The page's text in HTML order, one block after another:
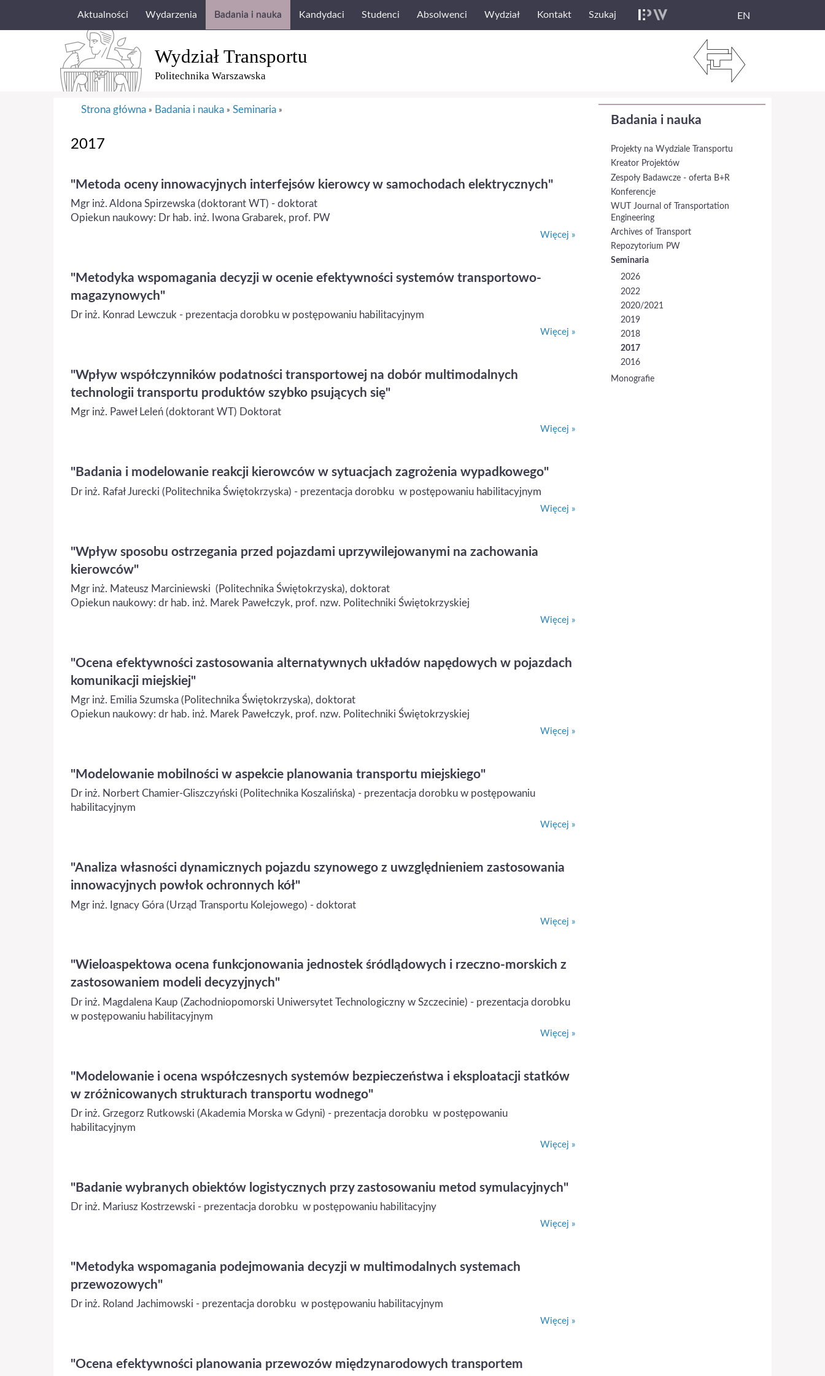
Aktualności Wydarzenia Badania i nauka Kandydaci Studenci Absolwenci Wydział Kontakt Szukaj EN
Wydział Transportu
Politechnika Warszawska
Badania i nauka
Projekty na Wydziale Transportu
Kreator Projektów
Zespoły Badawcze - oferta B+R
Konferencje
WUT Journal of Transportation
Engineering
Archives of Transport
Repozytorium PW
Seminaria
2026
2022
2020/2021
2019
2018
2017
2016
Monografie
Strona główna » Badania i nauka » Seminaria »
2017
"Metoda oceny innowacyjnych interfejsów kierowcy w samochodach elektrycznych"
Mgr inż. Aldona Spirzewska (doktorant WT) - doktorat
Opiekun naukowy: Dr hab. inż. Iwona Grabarek, prof. PW
Więcej »
"Metodyka wspomagania decyzji w ocenie efektywności systemów transportowo-
magazynowych"
Dr inż. Konrad Lewczuk - prezentacja dorobku w postępowaniu habilitacyjnym
Więcej »
"Wpływ współczynników podatności transportowej na dobór multimodalnych
technologii transportu produktów szybko psujących się"
Mgr inż. Paweł Leleń (doktorant WT) Doktorat
Więcej »
"Badania i modelowanie reakcji kierowców w sytuacjach zagrożenia wypadkowego"
Dr inż. Rafał Jurecki (Politechnika Świętokrzyska) - prezentacja dorobku w postępowaniu habilitacyjnym
Więcej »
"Wpływ sposobu ostrzegania przed pojazdami uprzywilejowanymi na zachowania
kierowców"
Mgr inż. Mateusz Marciniewski (Politechnika Świętokrzyska), doktorat
Opiekun naukowy: dr hab. inż. Marek Pawełczyk, prof. nzw. Politechniki Świętokrzyskiej
Więcej »
"Ocena efektywności zastosowania alternatywnych układów napędowych w pojazdach
komunikacji miejskiej"
Mgr inż. Emilia Szumska (Politechnika Świętokrzyska), doktorat
Opiekun naukowy: dr hab. inż. Marek Pawełczyk, prof. nzw. Politechniki Świętokrzyskiej
Więcej »
"Modelowanie mobilności w aspekcie planowania transportu miejskiego"
Dr inż. Norbert Chamier-Gliszczyński (Politechnika Koszalińska) - prezentacja dorobku w postępowaniu
habilitacyjnym
Więcej »
"Analiza własności dynamicznych pojazdu szynowego z uwzględnieniem zastosowania
innowacyjnych powłok ochronnych kół"
Mgr inż. Ignacy Góra (Urząd Transportu Kolejowego) - doktorat
Więcej »
"Wieloaspektowa ocena funkcjonowania jednostek śródlądowych i rzeczno-morskich z
zastosowaniem modeli decyzyjnych"
Dr inż. Magdalena Kaup (Zachodniopomorski Uniwersytet Technologiczny w Szczecinie) - prezentacja dorobku
w postępowaniu habilitacyjnym
Więcej »
"Modelowanie i ocena współczesnych systemów bezpieczeństwa i eksploatacji statków
w zróżnicowanych strukturach transportu wodnego"
Dr inż. Grzegorz Rutkowski (Akademia Morska w Gdyni) - prezentacja dorobku w postępowaniu
habilitacyjnym
Więcej »
"Badanie wybranych obiektów logistycznych przy zastosowaniu metod symulacyjnych"
Dr inż. Mariusz Kostrzewski - prezentacja dorobku w postępowaniu habilitacyjny
Więcej »
"Metodyka wspomagania podejmowania decyzji w multimodalnych systemach
przewozowych"
Dr inż. Roland Jachimowski - prezentacja dorobku w postępowaniu habilitacyjnym
Więcej »
"Ocena efektywności planowania przewozów międzynarodowych transportem